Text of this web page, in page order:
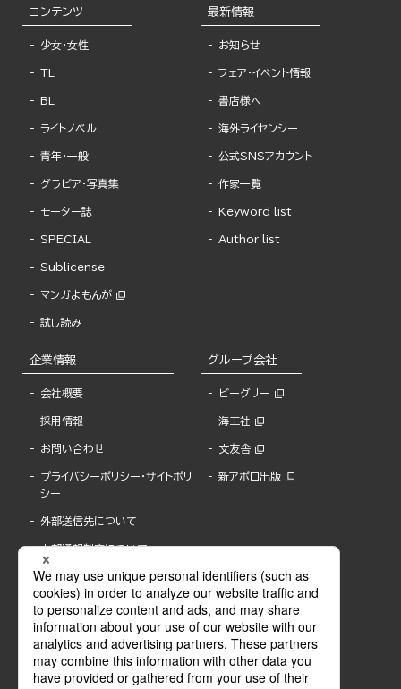
コンテンツ
少女・女性
TL
BL
ライトノベル
青年・一般
グラビア・写真集
モーター誌
SPECIAL
Sublicense
マンガよもんが
試し読み
最新情報
お知らせ
フェア・イベント情報
書店様へ
海外ライセンシー
公式SNSアカウント
作家一覧
Keyword list
Author list
企業情報
会社概要
採用情報
お問い合わせ
プライバシーポリシー・サイトポリ
シー
外部送信先について
内部通報制度について
グループ会社
ビーグリー
海王社
文友舎
新アポロ出版